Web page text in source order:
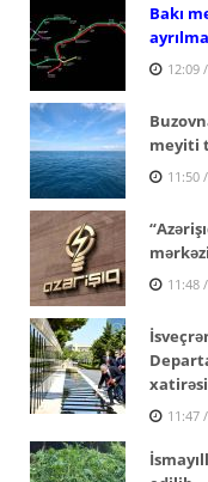
Bakı
12:09
meyiti
11:50
11:48
11:47